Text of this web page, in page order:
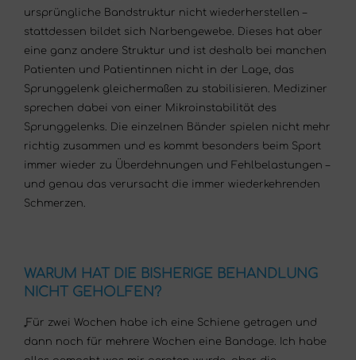
ursprüngliche Bandstruktur nicht wiederherstellen –
stattdessen bildet sich Narbengewebe. Dieses hat aber
eine ganz andere Struktur und ist deshalb bei manchen
Patienten und Patientinnen nicht in der Lage, das
Sprunggelenk gleichermaßen zu stabilisieren. Mediziner
sprechen dabei von einer Mikroinstabilität des
Sprunggelenks. Die einzelnen Bänder spielen nicht mehr
richtig zusammen und es kommt besonders beim Sport
immer wieder zu Überdehnungen und Fehlbelastungen –
und genau das verursacht die immer wiederkehrenden
Schmerzen.
WARUM HAT DIE BISHERIGE BEHANDLUNG
NICHT GEHOLFEN?
„Für zwei Wochen habe ich eine Schiene getragen und
dann noch für mehrere Wochen eine Bandage. Ich habe